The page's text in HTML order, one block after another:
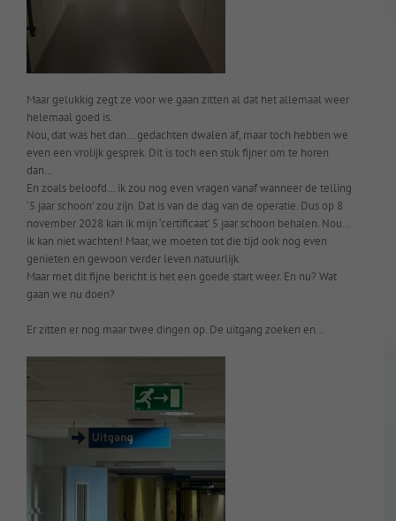
Maar gelukkig zegt ze voor we gaan zitten al dat het allemaal weer
helemaal goed is.
Nou, dat was het dan… gedachten dwalen af, maar toch hebben we
even een vrolijk gesprek. Dit is toch een stuk fijner om te horen
dan…
En zoals beloofd… ik zou nog even vragen vanaf wanneer de telling
‘5 jaar schoon’ zou zijn. Dat is van de dag van de operatie. Dus op 8
november 2028 kan ik mijn ‘certificaat’ 5 jaar schoon behalen. Nou…
ik kan niet wachten! Maar, we moeten tot die tijd ook nog even
genieten en gewoon verder leven natuurlijk.
Maar met dit fijne bericht is het een goede start weer. En nu? Wat
gaan we nu doen?
Er zitten er nog maar twee dingen op. De uitgang zoeken en…